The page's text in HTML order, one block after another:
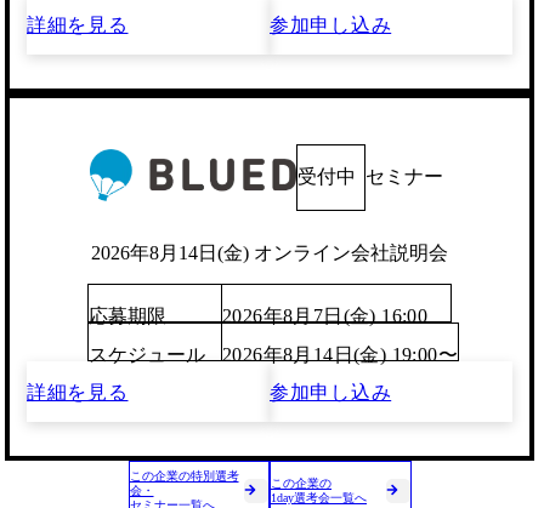
詳細を見る
参加申し込み
受付中 セミナー
2026年8月14日(金) オンライン会社説明会
応募期限
2026年8月7日(金) 16:00
スケジュール
2026年8月14日(金) 19:00〜
詳細を見る
参加申し込み
この企業の特別選考
会・
セミナー一覧へ
この企業の
1day選考会一覧へ